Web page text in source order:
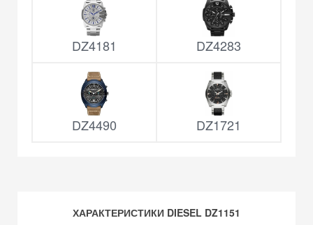
DZ4181 DZ4283
DZ4490 DZ1721
ХАРАКТЕРИСТИКИ DIESEL DZ1151